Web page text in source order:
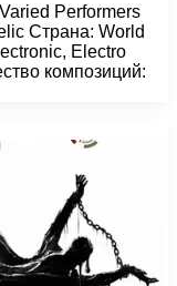
Performers
Страна: World
Electro
композиций: